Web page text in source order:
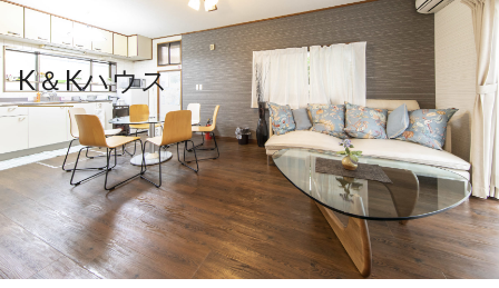
K＆Kハウス